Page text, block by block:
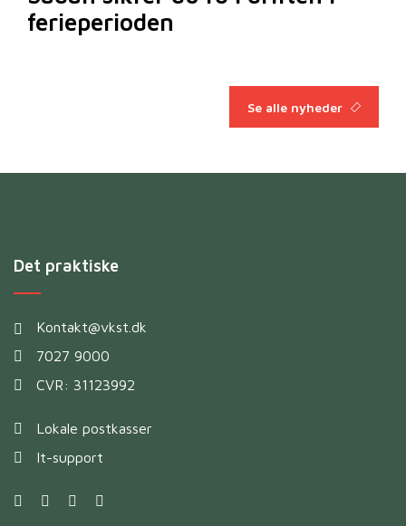
ferieperioden
Se alle nyheder
Det praktiske
Kontakt@vkst.dk
7027 9000
CVR: 31123992
Lokale postkasser
It-support